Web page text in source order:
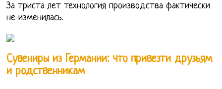
За триста лет технология производства фактически
не изменилась.
Сувениры из Германии: что привезти друзьям
и родственникам